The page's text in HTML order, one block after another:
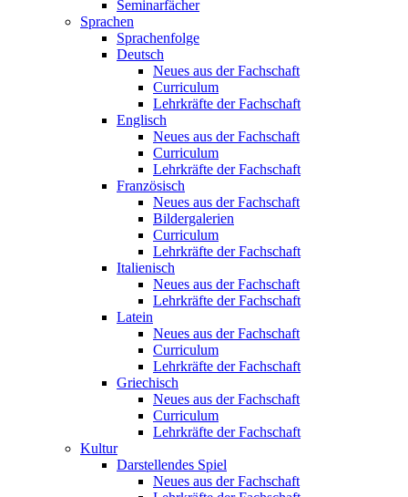
Seminarfächer
Sprachen
Sprachenfolge
Deutsch
Neues aus der Fachschaft
Curriculum
Lehrkräfte der Fachschaft
Englisch
Neues aus der Fachschaft
Curriculum
Lehrkräfte der Fachschaft
Französisch
Neues aus der Fachschaft
Bildergalerien
Curriculum
Lehrkräfte der Fachschaft
Italienisch
Neues aus der Fachschaft
Lehrkräfte der Fachschaft
Latein
Neues aus der Fachschaft
Curriculum
Lehrkräfte der Fachschaft
Griechisch
Neues aus der Fachschaft
Curriculum
Lehrkräfte der Fachschaft
Kultur
Darstellendes Spiel
Neues aus der Fachschaft